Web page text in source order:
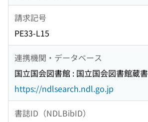
請求記号
PE33-L15
連携機関・データベース
国立国会図書館 : 国立国会図書館蔵書
https://ndlsearch.ndl.go.jp
書誌ID（NDLBibID）